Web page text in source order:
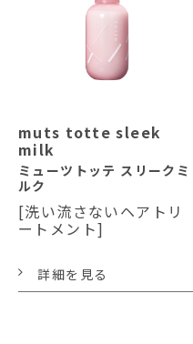
muts totte sleek
milk
ミューツトッテ スリークミ
ルク
[洗い流さないヘアトリ
ートメント]
詳細を見る